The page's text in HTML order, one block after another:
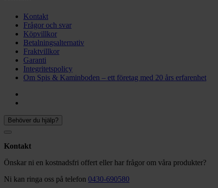
Kontakt
Frågor och svar
Köpvillkor
Betalningsalternativ
Fraktvillkor
Garanti
Integritetspolicy
Om Spis & Kaminboden – ett företag med 20 års erfarenhet
Behöver du hjälp?
Kontakt
Önskar ni en kostnadsfri offert eller har frågor om våra produkter?
Ni kan ringa oss på telefon 0430-690580